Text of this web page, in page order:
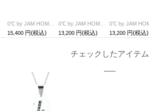
0℃ by JAM HOME MADE 4 ネックレス S
15,400
0℃ by JAM HOME MADE シャトンダイヤモンド ネックレス S
13,200
13,200
チェックしたアイテム